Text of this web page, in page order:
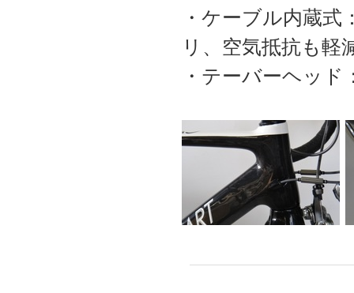
・ケーブル内蔵
リ、空気抵抗も軽
・テーバーヘッ